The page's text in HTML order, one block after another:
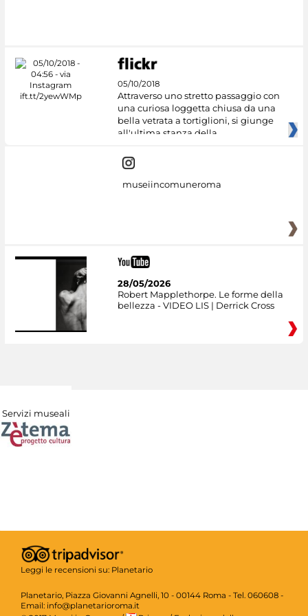
05/10/2018
Attraverso uno stretto passaggio con
una curiosa loggetta chiusa da una
bella vetrata a tortiglioni, si giunge
all'ultima stanza della
museiincomuneroma
28/05/2026
Robert Mapplethorpe. Le forme della
bellezza - VIDEO LIS | Derrick Cross
Servizi museali
Leggi le recensioni su: Planetario
Planetario, Piazza Giovanni Agnelli, 10 - 00144 Roma - Tel. 060608 -
Email: info@planetarioroma.it